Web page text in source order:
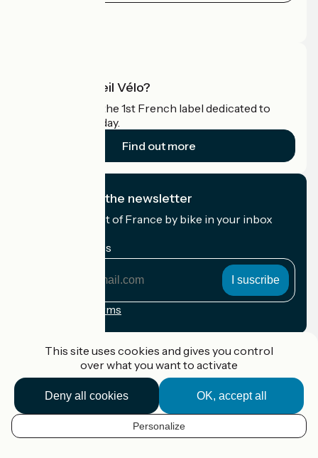
EN
What is Accueil Vélo?
Accueil Vélo is the 1st French label dedicated to
cyclists on holiday.
Find out more
I subscribe to the newsletter
Receive the best of France by bike in your inbox
My email address
Registration terms
Accueil Vélo Pro
Contact
Legal notice
This site uses cookies and gives you control
over what you want to activate
OK, accept all
Deny all cookies
Personalize